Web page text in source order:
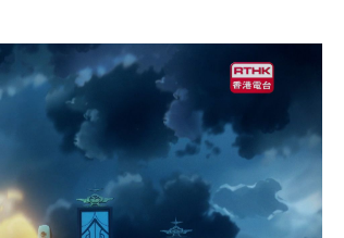
第七集：大辞典
第五集：必杀鸡